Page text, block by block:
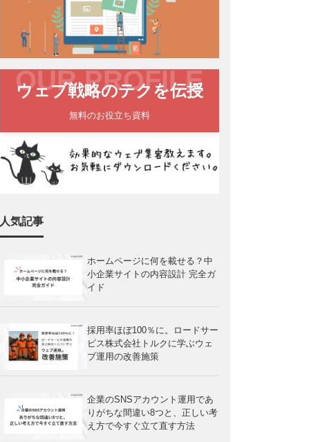
人気記事
ホームページに何を載せる？中
小企業サイトの内容設計 完全ガ
イド
採用率ほぼ100％に。ロードサー
ビス株式会社トルクに学ぶウェ
ブ運用の改善施策
企業のSNSアカウント運用であ
りがちな間違い8つと、正しい考
え方で今すぐ立て直す方法
OUR PROFILE
ウェブ戦略のテクを伝授
無料のお役立ち資料